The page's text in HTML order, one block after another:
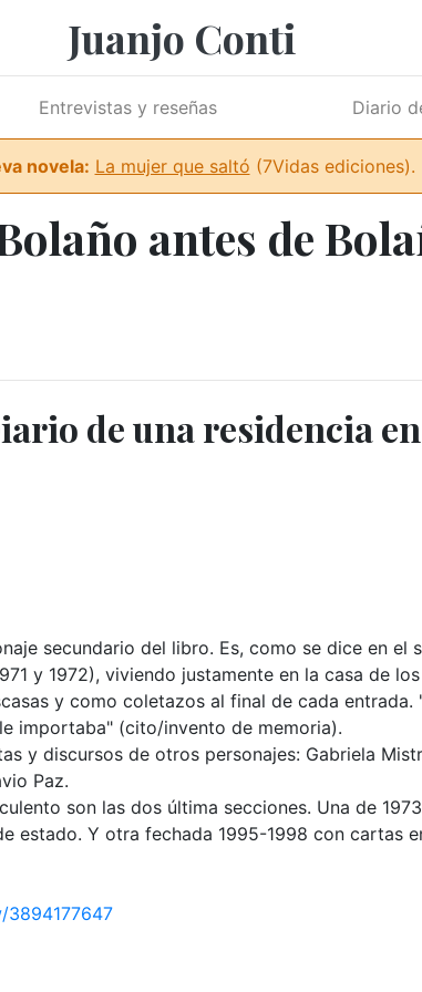
Juanjo Conti
Entrevistas y reseñas Diario
novela: La mujer que saltó (7Vidas ediciones).
antes de
de una residencia
secundario del libro. Es, como se dice en el
y 1972), viviendo justamente en la casa de
y como coletazos al final de cada
importaba" (cito/invento de memoria).
y discursos de otros personajes: Gabriela
Paz.
son las dos última secciones. Una de
estado. Y otra fechada 1995-1998 con cartas